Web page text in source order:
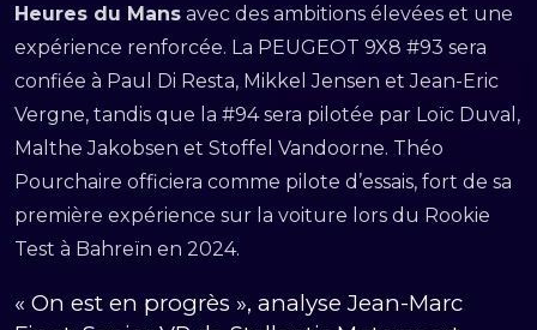
Heures du Mans avec des ambitions élevées et une
expérience renforcée. La PEUGEOT 9X8 #93 sera
confiée à Paul Di Resta, Mikkel Jensen et Jean-Eric
Vergne, tandis que la #94 sera pilotée par Loïc Duval,
Malthe Jakobsen et Stoffel Vandoorne. Théo
Pourchaire officiera comme pilote d’essais, fort de sa
première expérience sur la voiture lors du Rookie
Test à Bahreïn en 2024.
« On est en progrès », analyse Jean-Marc